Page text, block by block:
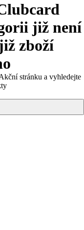
již není
zboží
stránku a vyhledejte